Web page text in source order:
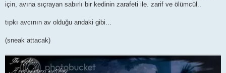
için, avına sıçrayan sabırlı bir kedinin zarafeti ile. zarif ve ölümcül..
tıpkı avcının av olduğu andaki gibi...
(sneak attacak)